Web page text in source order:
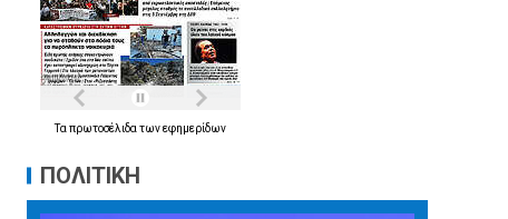
Τα πρωτοσέλιδα τωνεφημερίδων
ΠΟΛΙΤΙΚΗ